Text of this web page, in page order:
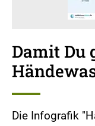
Damit Du
Die Infografik